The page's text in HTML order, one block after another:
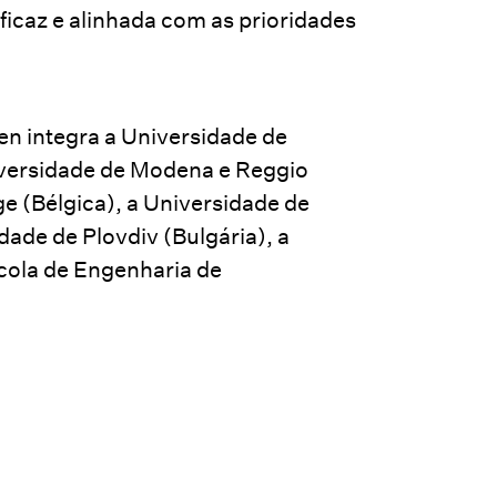
e alinhada com as prioridades
integra a Universidade de
de Modena e Reggio
(Bélgica), a Universidade de
de Plovdiv (Bulgária), a
de Engenharia de